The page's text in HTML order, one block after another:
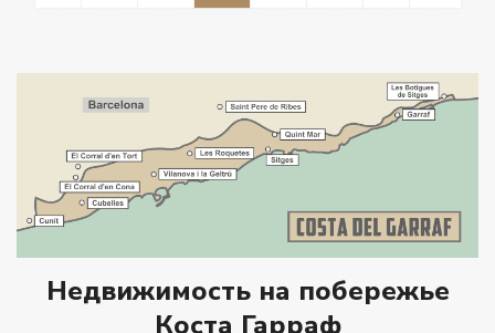
Недвижимость на побережье
Коста Гарраф